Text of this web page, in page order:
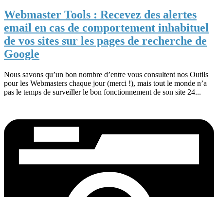
Webmaster Tools : Recevez des alertes
email en cas de comportement inhabituel
de vos sites sur les pages de recherche de
Google
Nous savons qu’un bon nombre d’entre vous consultent nos Outils
pour les Webmasters chaque jour (merci !), mais tout le monde n’a
pas le temps de surveiller le bon fonctionnement de son site 24...